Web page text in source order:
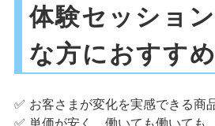
体験セッショ
な方におすすめ
✅ お客さまが変化を実感できる商
✅ 単価が安く、働いても働いても